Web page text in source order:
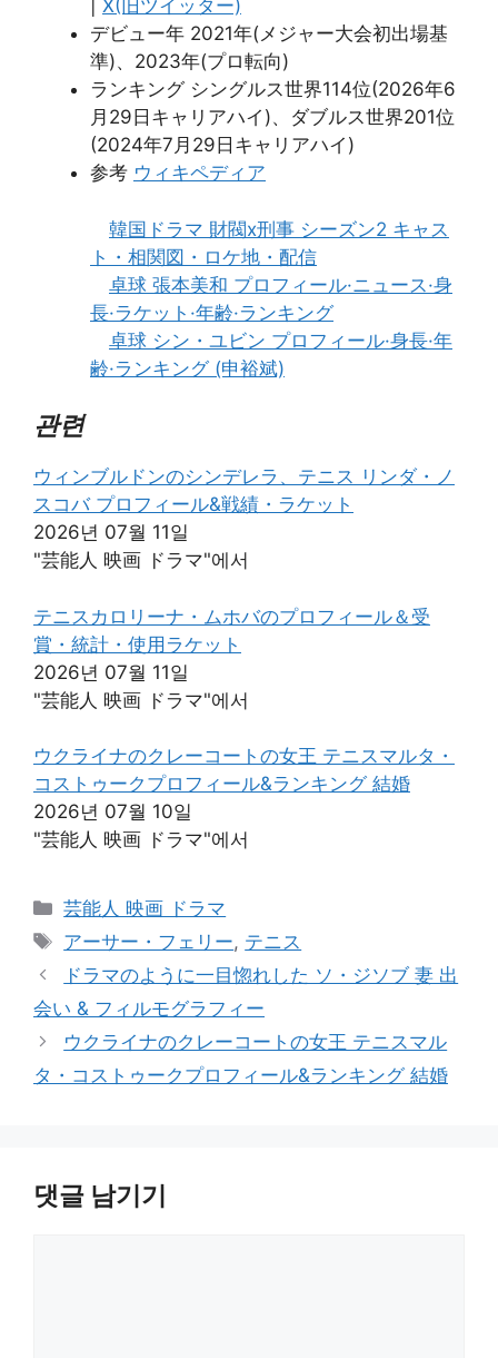
X(旧ツイッター)
デビュー年 2021年(メジャー大会初出場基
準)、2023年(プロ転向)
ランキング シングルス世界114位(2026年6
月29日キャリアハイ)、ダブルス世界201位
(2024年7月29日キャリアハイ)
参考 ウィキペディア
韓国ドラマ 財閥x刑事 シーズン2 キャス
ト・相関図・ロケ地・配信
卓球 張本美和 プロフィール·ニュース·身
長·ラケット·年齢·ランキング
卓球 シン・ユビン プロフィール·身長·年
齢·ランキング (申裕斌)
관련
ウィンブルドンのシンデレラ、テニス リンダ・ノ
スコバ プロフィール&戦績・ラケット
2026년 07월 11일
"芸能人 映画 ドラマ"에서
テニスカロリーナ・ムホバのプロフィール＆受
賞・統計・使用ラケット
2026년 07월 11일
"芸能人 映画 ドラマ"에서
ウクライナのクレーコートの女王 テニスマルタ・
コストゥークプロフィール&ランキング 結婚
2026년 07월 10일
"芸能人 映画 ドラマ"에서
카
테
리
芸能人 映画 ドラマ
태
그
アーサー・フェリー, テニス
ドラマのように一目惚れした ソ・ジソブ 妻 出
会い & フィルモグラフィー
ウクライナのクレーコートの女王 テニスマル
タ・コストゥークプロフィール&ランキング 結婚
댓글 남기기